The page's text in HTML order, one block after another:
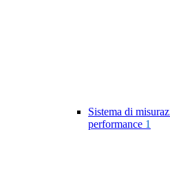
Sistema di
performance 1